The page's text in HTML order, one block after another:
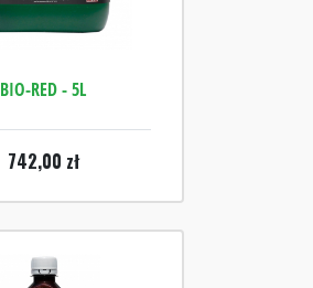
BIO-RED - 5L
742,00 zł